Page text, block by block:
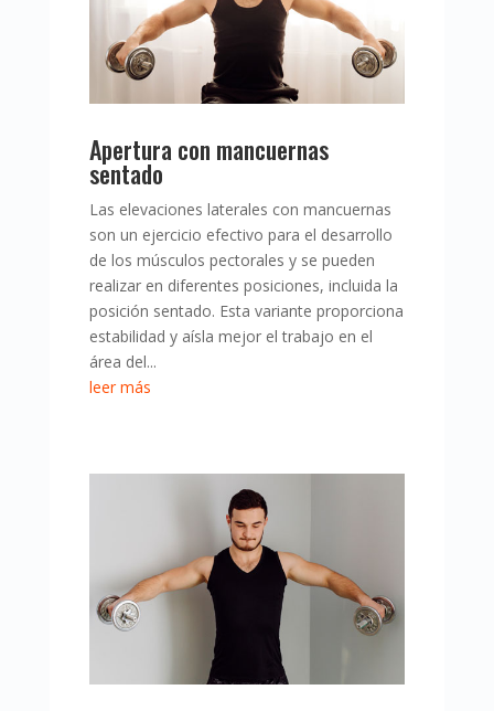
Apertura con mancuernas
sentado
Las elevaciones laterales con mancuernas
son un ejercicio efectivo para el desarrollo
de los músculos pectorales y se pueden
realizar en diferentes posiciones, incluida la
posición sentado. Esta variante proporciona
estabilidad y aísla mejor el trabajo en el
área del...
leer más